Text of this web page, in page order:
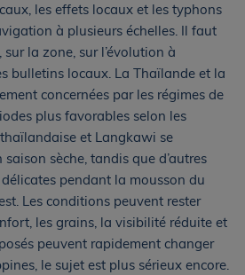
les effets locaux et les typhons
à plusieurs échelles. Il faut
la zone, sur l’évolution à
bulletins locaux. La Thaïlande et la
concernées par les régimes de
plus favorables selon les
et Langkawi se
sèche, tandis que d’autres
pendant la mousson du
Les conditions peuvent rester
les grains, la visibilité réduite et
peuvent rapidement changer
le sujet est plus sérieux encore.